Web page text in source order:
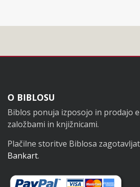
Noga
O BIBLOSU
Biblos ponuja izposojo in prodajo
založbami in knjižnicami.
Plačilne storitve Biblosa
Bankart.